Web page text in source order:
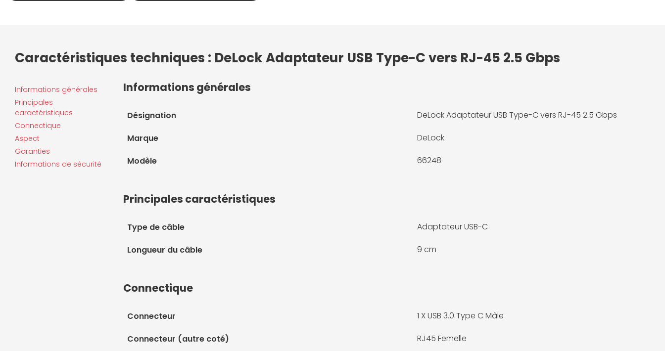
Caractéristiques techniques : DeLock Adaptateur USB Type-C vers RJ-45 2.5 Gbps
Informations générales
Principales
caractéristiques
Connectique
Aspect
Garanties
Informations de sécurité
Informations générales
Désignation DeLock Adaptateur USB Type-C vers RJ-45 2.5 Gbps
Marque DeLock
Modèle 66248
Principales caractéristiques
Type de câble Adaptateur USB-C
Longueur du câble 9 cm
Connectique
Connecteur 1 XUSB 3.0 Type C Mâle
Connecteur (autre coté) RJ45 Femelle